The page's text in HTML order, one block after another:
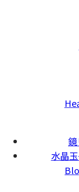
水晶